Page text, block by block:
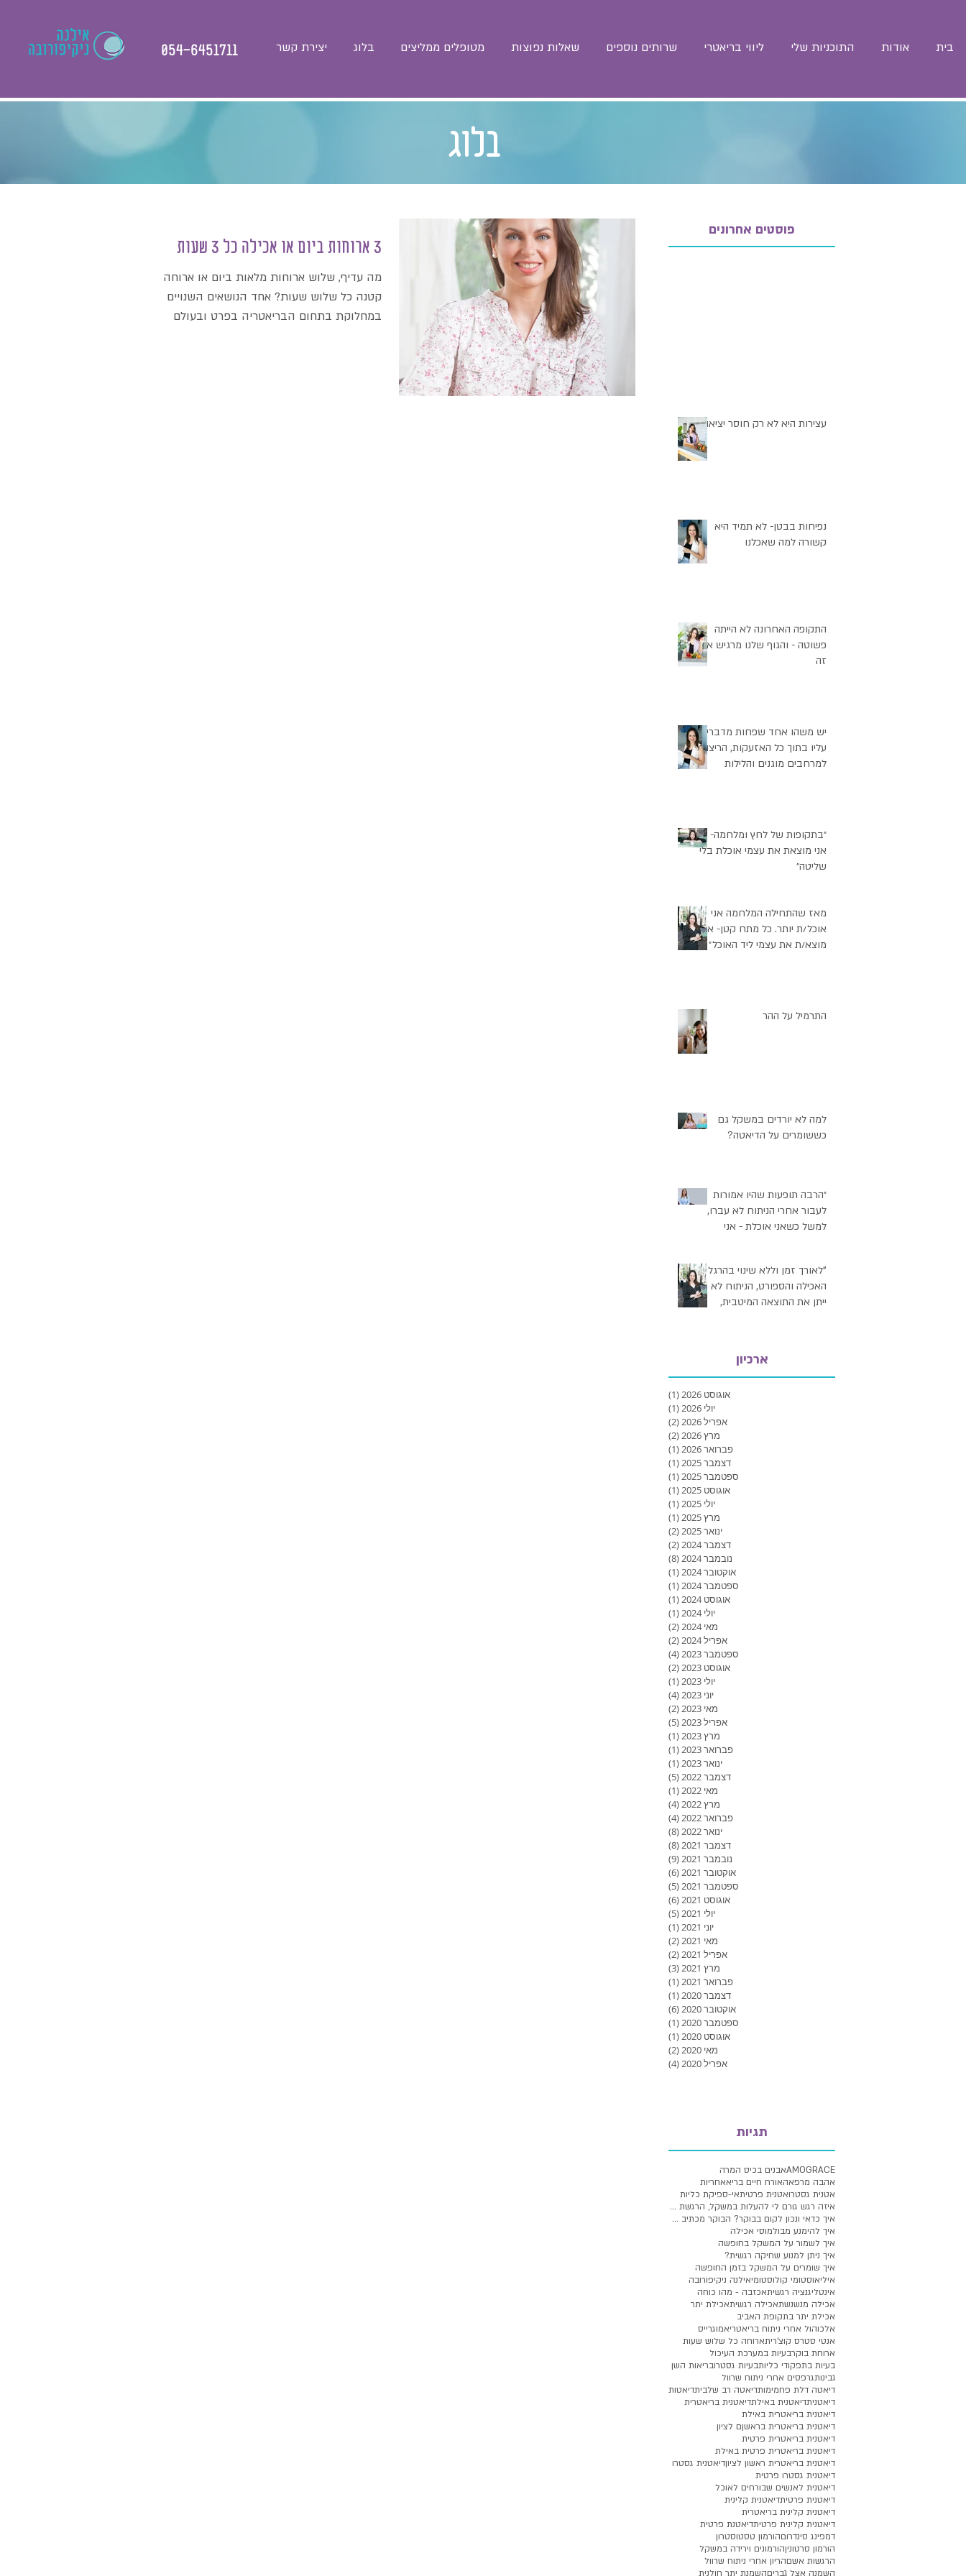
בית אודות התוכניות שלי ליווי בריאטרי שרותים נוספים שאלות נפוצות מטופלים ממליצים בלוג יצירת קשר 054-6451711
בלוג
3 ארוחות ביום או אכילה כל 3 שעות
מה עדיף, שלוש ארוחות מלאות ביום או ארוחה
קטנה כל שלוש שעות? אחד הנושאים השנויים
במחלוקת בתחום הבריאטריה בפרט ובעולם
פוסטים אחרונים
עצירות היא לא רק חוסר יציאה
נפיחות בבטן- לא תמיד היא
קשורה למה שאכלנו
התקופה האחרונה לא הייתה
פשוטה - והגוף שלנו מרגיש את
זה
יש משהו אחד שפחות מדברים
עליו בתוך כל האזעקות, הריצות
למרחבים מוגנים והלילות
״בתקופות של לחץ ומלחמה-
אני מוצאת את עצמי אוכלת בלי
שליטה״
מאז שהתחילה המלחמה אני
אוכל/ת יותר. כל מתח קטן- אני
מוצא/ת את עצמי ליד האוכל״
התרמיל על ההר
למה לא יורדים במשקל גם
כששומרים על הדיאטה?
״הרבה תופעות שהיו אמורות
לעבור אחרי הניתוח לא עברו,
למשל כשאני אוכלת - אני
"לאורך זמן וללא שינוי בהרגלי
האכילה והספורט, הניתוח לא
ייתן את התוצאה המיטבית,
ארכיון
אוגוסט 2026 (1)
יולי 2026
(1)
אפריל 2026
(2)
מרץ 2026
(2)
פברואר 2026
(1)
דצמבר 2025
(1)
ספטמבר 2025
(1)
אוגוסט 2025
(1)
יולי 2025
(1)
מרץ 2025
(1)
ינואר 2025
(2)
דצמבר 2024
(2)
נובמבר 2024
(8)
אוקטובר 2024
(1)
ספטמבר 2024
(1)
אוגוסט 2024
(1)
יולי 2024
(1)
מאי 2024
(2)
אפריל 2024
(2)
ספטמבר 2023
(4)
אוגוסט 2023
(2)
יולי 2023
(1)
יוני 2023
(4)
מאי 2023
(2)
אפריל 2023
(5)
מרץ 2023
(1)
פברואר 2023
(1)
ינואר 2023
(1)
דצמבר 2022
(5)
מאי 2022
(1)
מרץ 2022
(4)
פברואר 2022
(4)
ינואר 2022
(8)
דצמבר 2021
(8)
נובמבר 2021
(9)
אוקטובר 2021
(6)
ספטמבר 2021
(5)
אוגוסט 2021
(6)
יולי 2021
(5)
יוני 2021
(1)
מאי 2021
(2)
אפריל 2021
(2)
מרץ 2021
(3)
פברואר 2021
(1)
דצמבר 2020
(1)
אוקטובר 2020
(6)
ספטמבר 2020
(1)
אוגוסט 2020
(1)
מאי 2020
(2)
אפריל 2020
(4)
תגיות
AMOGRACEאבנים בכיס המרה
אהבה מרפאהאורח חיים בריאאחריות
אטנית גסטרואטנית פרטיתאי-ספיקת כליות
איזה רגש גורם לי להעלות במשקל, הרגשת תסכול מעלייה
איך כדאי ונכון לקום בבוקר? הבוקר מכתיב לנו איך הי
איך להימנע מבולמוסי אכילה
איך לשמור על המשקל בחופשה
איך ניתן למנוע שחיקה רגשית?
איך שומרים על המשקל בזמן החופשה
איליאוסטומי קולוסטומיאילנה ניקיפורובה
אינטליגנציה רגשיתאכזבה - מהו כוחה
אכילה מנשנשתאכילה רגשיתאכילת יתר
אכילת יתר בתקופת האביב
אלכוהול אחרי ניתוח בריאטריאמוגרייס
אנטי סטרס קוצ'ריתארוחה כל שלוש שעות
ארוחת בוקרבעיות במערכת העיכול
בעיות בתפקודי כליותבעיות גסטרובריאות השן
גבינותגרפסים אחרי ניתוח שרוול
דיאטה דלת פחמימותדיאטה רב שלביתדיאטות
דיאטניתדיאטנית באילתדיאטנית בריאטרית
דיאטנית בריאטרית באילת
דיאטנית בריאטרית בראשןם לציון
דיאטנית בריאטרית פרטית
דיאטנית בריאטרית פרטית באילת
דיאטנית בריאטרית ראשון לציוןדיאטנית גסטרו
דיאטנית גסטרו פרטית
דיאטנית לאנשים שבורחים לאוכל
דיאטנית פרטיתדיאטנית קלינית
דיאטנית קלינית בריאטרית
דיאטנית קלינית פרטיתדיאטנת פרטית
דמפינג סינדרוםהורמון טסטוסטרון
הורמון סרטוניןהורמונים וירידה במשקל
הרגשות אשםהריון אחרי ניתוח שרוול
השמנה אצל גבריםהשמנת יתר חולנית